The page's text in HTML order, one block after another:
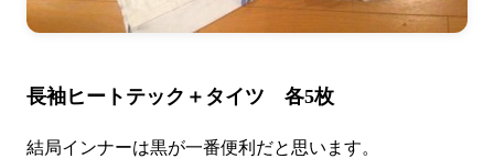
長袖ヒートテック＋タイツ 各5枚
結局インナーは黒が一番便利だと思います。